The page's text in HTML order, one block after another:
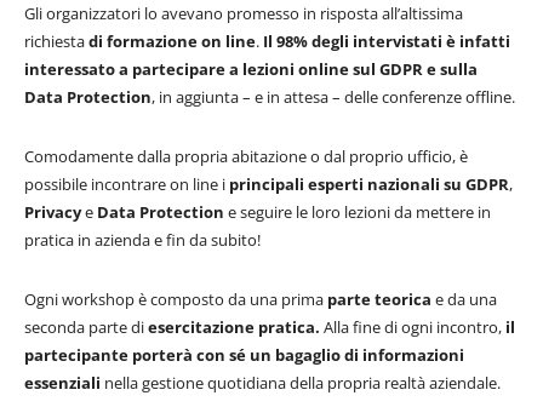
Gli organizzatori lo avevano promesso in risposta all’altissima
richiestadi formazione on line. Il 98% degli intervistati è infatti
interessato a partecipare a lezioni online sul GDPR e sulla
Data Protection, in aggiunta – e in attesa – delle conferenze offline.
Comodamente dalla propria abitazione o dal proprio ufficio, è
possibile incontrare on line i principali esperti nazionali su GDPR,
Privacye Data Protection e seguire le loro lezioni da mettere in
pratica in azienda e fin da subito!
Ogni workshop è composto da una prima parte teorica e da una
seconda parte diesercitazione pratica. Alla fine di ogni incontro, il
partecipante porterà con sé un bagaglio di informazioni
essenziali nella gestione quotidiana della propria realtà aziendale.